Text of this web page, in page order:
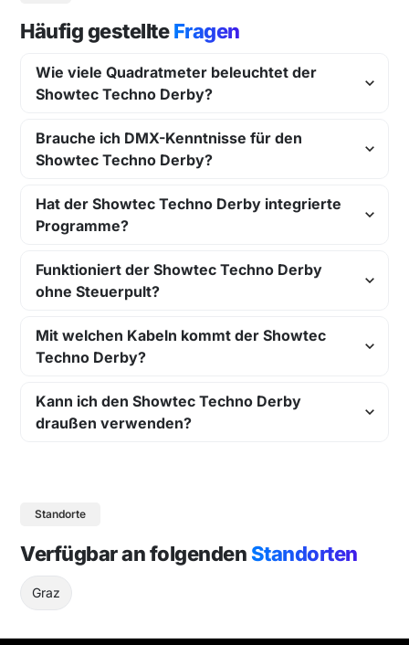
Häufig gestellteFragen
Wie viele Quadratmeter beleuchtet der
Showtec Techno Derby?
Brauche ich DMX-Kenntnisse für den
Showtec Techno Derby?
Hat der Showtec Techno Derby integrierte
Programme?
Funktioniert der Showtec Techno Derby
ohne Steuerpult?
Mit welchen Kabeln kommt der Showtec
Techno Derby?
Kann ich den Showtec Techno Derby
draußen verwenden?
Standorte
Verfügbar an folgendenStandorten
Graz